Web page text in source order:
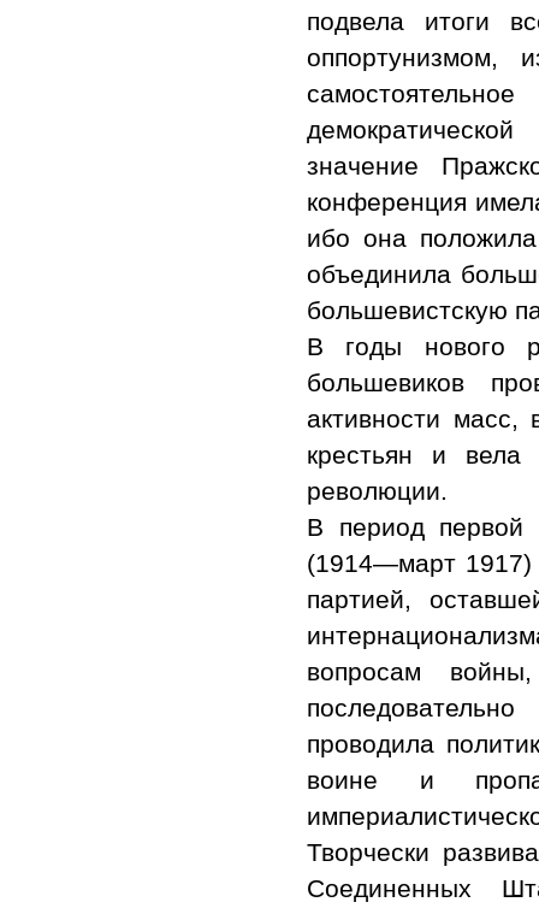
подвела итоги
оппортунизмом,
значение
конференция
ибо она
объединила
большевистскую
В годы нового
большевиков
активности масс,
крестьян и вела
революции.
В период первой
(1914—март 1917)
партией,
вопросам
проводила
воине и
Творчески
Соединенных